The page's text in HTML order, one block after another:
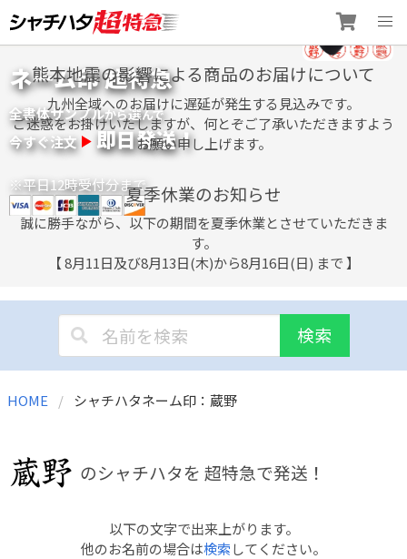
to
content
ネーム印 超特急
全書体サンプルから選んで
今すぐ注文 即日発送！
※平日12時受付分まで
熊本地震の影響による商品のお届けについて
九州全域へのお届けに遅延が発生する見込みです。
ご迷惑をお掛けいたしますが、何とぞご了承いただきますよう
お願い申し上げます。
夏季休業のお知らせ
誠に勝手ながら、以下の期間を夏季休業とさせていただきま
す。
【 8月11日及び8月13日(木)から8月16日(日) まで 】
検索
HOME シャチハタネーム印：蔵野
のシャチハタを 超特急で発送！
以下の文字で出来上がります。
他のお名前の場合は検索してください。